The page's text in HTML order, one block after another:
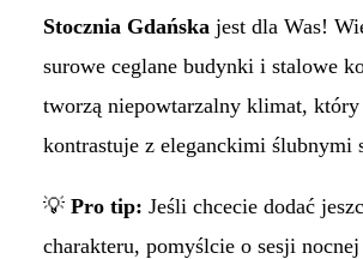
Stocznia Gdańska jest dla Was!
surowe ceglane budynki i stalowe
tworzą niepowtarzalny klimat,
kontrastuje z eleganckimi ślubnymi
💡 Pro tip: Jeśli chcecie dodać
charakteru, pomyślcie o sesji